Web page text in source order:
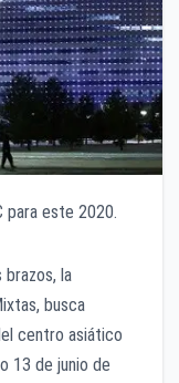
para este 2020.
brazos, la
busca
centro asiático
13 de junio de